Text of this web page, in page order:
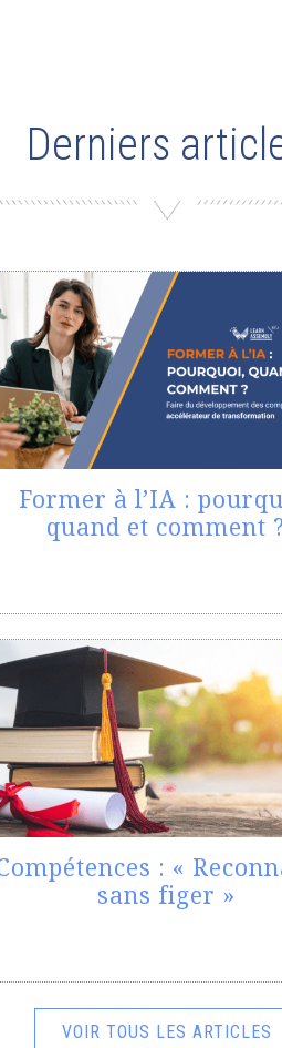
Derniers
Former à l’IA :
quand et comment ?
: «
sans figer »
VOIR TOUS LES ARTICLES